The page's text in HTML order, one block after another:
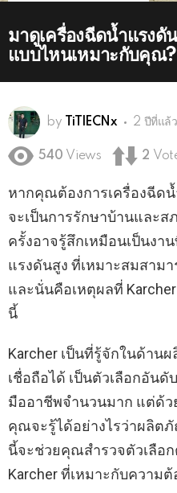
มาดูเครื่องฉีดน้ำแรง
แบบไหนเหมาะกับคุณ?
by TiTlECNx 2 ปีที่แล้ว
540 Views 2
หากคุณต้องการเครื่องฉีด
จะเป็นการรักษาบ้านและ
ครั้งอาจรู้สึกเหมือนเป็นงา
แรงดันสูง ที่เหมาะสมสาม
และนั่นคือเหตุผลที่
นี้
Karcher เป็นที่รู้จักในด้า
เชื่อถือได้ เป็นตัวเลือกอัน
มืออาชีพจำนวนมาก แต่ด้
คุณจะรู้ได้อย่างไรว่าผลิต
นี้จะช่วยคุณสำรวจตัวเลือ
Karcher ที่เหมาะกับความ